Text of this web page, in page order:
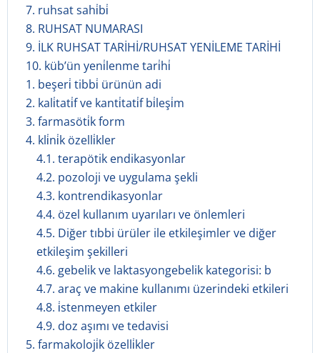
7. ruhsat sahi̇bi̇
8. RUHSAT NUMARASI
9. İLK RUHSAT TARİHİ/RUHSAT YENİLEME TARİHİ
10. küb’ün yeni̇lenme tari̇hi̇
1. beşeri̇ tibbi̇ ürünün adi
2. kali̇tati̇f ve kanti̇tati̇f bi̇leşi̇m
3. farmasöti̇k form
4. kli̇ni̇k özelli̇kler
4.1. terapötik endikasyonlar
4.2. pozoloji ve uygulama şekli
4.3. kontrendikasyonlar
4.4. özel kullanım uyarıları ve önlemleri
4.5. Diğer tıbbi ürüler ile etkileşimler ve diğer
etkileşim şekilleri
4.6. gebelik ve laktasyongebelik kategorisi: b
4.7. araç ve makine kullanımı üzerindeki etkileri
4.8. i̇stenmeyen etkiler
4.9. doz aşımı ve tedavisi
5. farmakoloji̇k özelli̇kler